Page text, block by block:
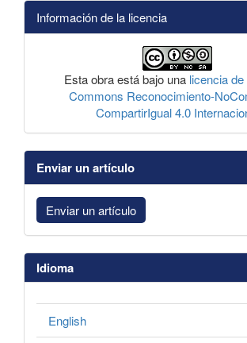
Información de la licencia
Esta obra está bajo una licencia
Commons Reconocimiento-
CompartirIgual 4.0
Enviar un artículo
Enviar un artículo
Idioma
English